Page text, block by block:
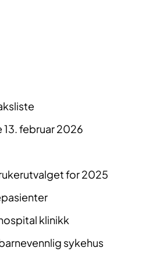
februar 2026
for 2025
klinikk
sykehus